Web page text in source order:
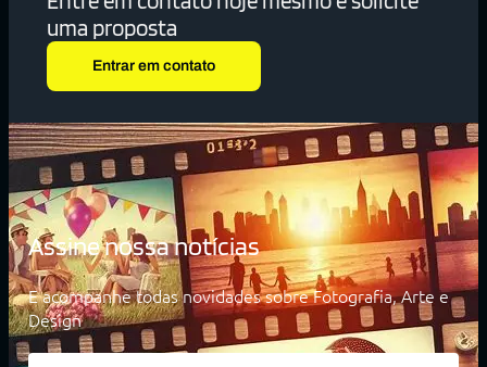
uma proposta
Entrar em contato
Assine nossa notícias
E acompanhe todas novidades sobre Fotografia, Arte e
Design